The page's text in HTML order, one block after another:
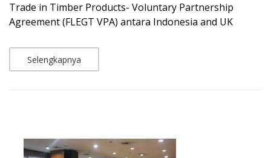
Trade in Timber Products- Voluntary Partnership
Agreement (FLEGT VPA) antara Indonesia and UK
Selengkapnya